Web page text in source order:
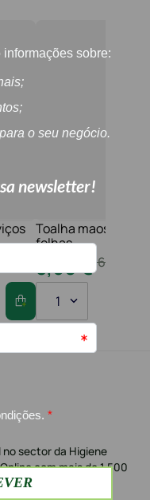
Toalha maos 2f
folhas
16
8,60€
1
sector da Higiene
com mais de 1.500